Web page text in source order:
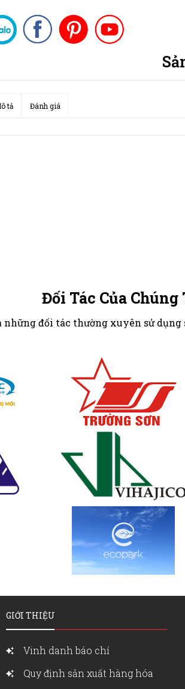
tả Đánh giá
Đối Tác Của Chúng
những đối tác thường xuyên sử dụng
GIỚI THIỆU
Vinh danh báo chí
Quy định sản xuất hàng hóa